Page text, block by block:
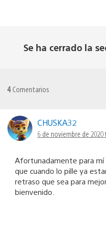
Se ha cerrado la
4 Comentarios
CHUSKA32
6 de noviembre de
Afortunadamente para
que cuando lo pille ya
retraso que sea para
bienvenido.